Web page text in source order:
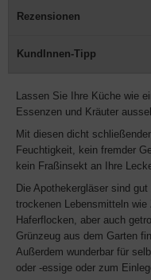
Rezensionen
KundInnen-Tipp
Lassen Sie Ihre Küche wie
Essenzen und Kräuter
Mit diesen dicht
Feuchtigkeit, kein fremder
kein Fraßinsekt an Ihre
Die Apothekergläser sind
trockenen Lebensmitteln
Haferflocken, aber auch
Grünzeug aus dem Garten
Außerdem wunderbar für
oder -essige oder zum